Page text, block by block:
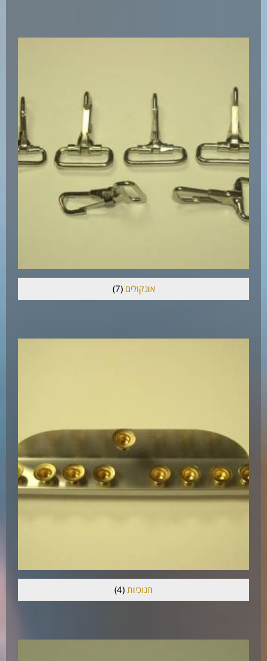
אונקולים(7)
חנוכיות (4)